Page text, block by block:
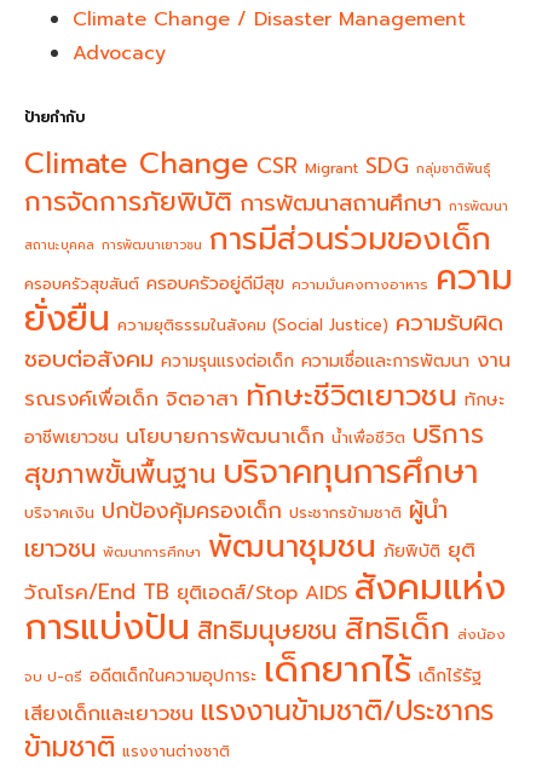
Climate Change / Disaster Management
Advocacy
ป้ายกำกับ
Climate Change CSR Migrant SDG กลุ่มชาติพันธุ์
การจัดการภัยพิบัติ การพัฒนาสถานศึกษา การพัฒนา
สถานะบุคคล การพัฒนาเยาวชน การมีส่วนร่วมของเด็ก
ครอบครัวสุขสันต์ ครอบครัวอยู่ดีมีสุข ความมั่นคงทางอาหาร ความ
ยั่งยืน ความยุติธรรมในสังคม (Social Justice) ความรับผิด
ชอบต่อสังคม ความรุนแรงต่อเด็ก ความเชื่อและการพัฒนา งาน
รณรงค์เพื่อเด็ก จิตอาสา ทักษะชีวิตเยาวชน ทักษะ
อาชีพเยาวชน นโยบายการพัฒนาเด็ก น้ำเพื่อชีวิต บริการ
สุขภาพขั้นพื้นฐาน บริจาคทุนการศึกษา
บริจาคเงิน ปกป้องคุ้มครองเด็ก ประชากรข้ามชาติ ผู้นำ
เยาวชน พัฒนาการศึกษา พัฒนาชุมชน ภัยพิบัติ ยุติ
วัณโรค/End TB ยุติเอดส์/Stop AIDS สังคมแห่ง
การแบ่งปัน สิทธิมนุษยชน สิทธิเด็ก ส่งน้อง
จบ ป-ตรี อดีตเด็กในความอุปการะ เด็กยากไร้ เด็กไร้รัฐ
เสียงเด็กและเยาวชน แรงงานข้ามชาติ/ประชากร
ข้ามชาติ แรงงานต่างชาติ